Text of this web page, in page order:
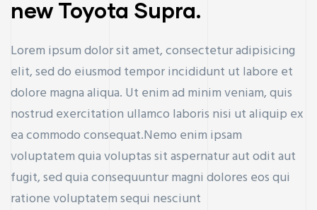
new Toyota Supra.
Lorem ipsum dolor sit amet, consectetur adipisicing
elit, sed do eiusmod tempor incididunt ut labore et
dolore magna aliqua. Ut enim ad minim veniam, quis
nostrud exercitation ullamco laboris nisi ut aliquip ex
ea commodo consequat.Nemo enim ipsam
voluptatem quia voluptas sit aspernatur aut odit aut
fugit, sed quia consequuntur magni dolores eos qui
ratione voluptatem sequi nesciunt